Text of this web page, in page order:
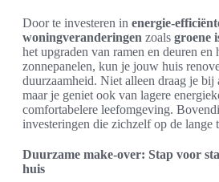
Door te investeren in energie-
woningveranderingen zoals groene
het upgraden van ramen en deuren en
zonnepanelen, kun je jouw huis
duurzaamheid. Niet alleen draag je bij
maar je geniet ook van lagere
comfortabelere leefomgeving.
investeringen die zichzelf op de lange
Duurzame make-over: Stap voor
huis